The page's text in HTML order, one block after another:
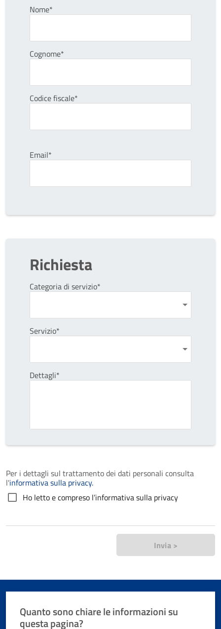
Nome*
Cognome*
Codice fiscale*
Email*
Richiesta
Categoria di servizio*
Servizio*
Dettagli*
Per i dettagli sul trattamento dei dati personali consulta
l'informativa sulla privacy.
Ho letto e compreso l’informativa sulla privacy
Invia >
Quanto sono chiare le informazioni su
questa pagina?